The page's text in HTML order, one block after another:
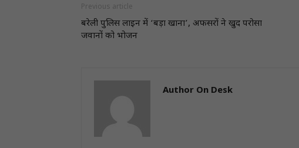
Previous article
बरेली पुलिस लाइन में ‘बड़ा खाना’, अफसरों ने खुद परोसा
जवानों को भोजन
Author On Desk